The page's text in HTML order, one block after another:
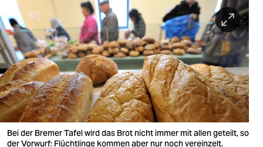
berlin
nord
wahrheit
verlag
verlag
veranstaltungen
Bei der Bremer Tafel wird das Brot nicht immer mit allen geteilt, so
der Vorwurf: Flüchtlinge kommen aber nur noch vereinzelt.